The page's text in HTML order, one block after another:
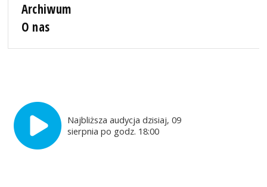
Archiwum
O nas
Najbliższa audycja dzisiaj, 09
sierpnia po godz. 18:00